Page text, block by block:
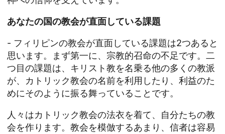
あなたの国の教会が直面している課題
- フィリピンの教会が直面している課題は2つあると
思います。まず第一に、宗教的召命の不足です。二
つ目の課題は、キリスト教を名乗る他の多くの教派
が、カトリック教会の名前を利用したり、利益のた
めにそのように振る舞っていることです。
人々はカトリック教会の法衣を着て、自分たちの教
会を作ります。教会を模倣するあまり、信者は容易